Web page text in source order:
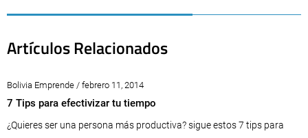
Artículos Relacionados
Bolivia Emprende / febrero 11, 2014
7 Tips para efectivizar tu tiempo
¿Quieres ser una persona más productiva? sigue estos 7 tips para